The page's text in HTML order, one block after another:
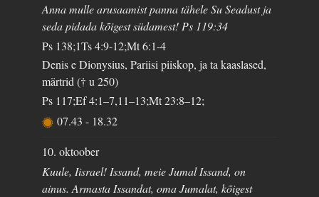
Anna mulle arusaamist panna tähele Su Seadust ja
seda pidada kõigest südamest! Ps 119:34
Ps 138;1Ts 4:9-12;Mt 6:1-4
Denis e Dionysius, Pariisi piiskop, ja ta kaaslased,
märtrid († u 250)
Ps 117;Ef 4:1–7,11–13;Mt 23:8–12;
07.43- 18.32
10. oktoober
Kuule, Iisrael! Issand, meie Jumal Issand, on
ainus. Armasta Issandat, oma Jumalat, kõigest